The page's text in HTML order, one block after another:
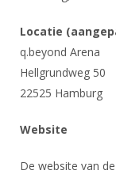
Locatie
q.beyond Arena
Hellgrundweg 50
22525 Hamburg
Website
De website van